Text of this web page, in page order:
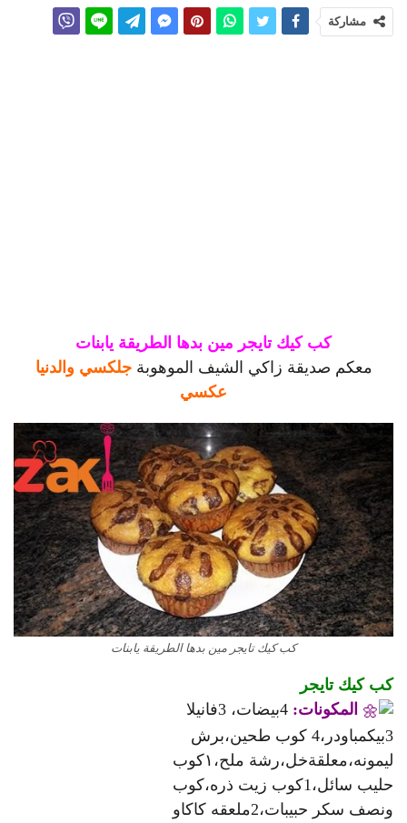
مشاركة
كب كيك تايجر مين بدها الطريقة يابنات
معكم صديقة زاكي الشيف الموهوبةجلكسي والدنيا
عكسي
كب كيك تايجر مين بدها الطريقة يابنات
كب كيك تايجر
المكونات:
3بيكمباودر،4 كوب طحين،برش
ليمونه،معلقةخل،رشة ملح،١كوب
حليب سائل،1كوب زيت ذره،كوب
ونصف سكر حبيبات،2ملعقه كاكاو